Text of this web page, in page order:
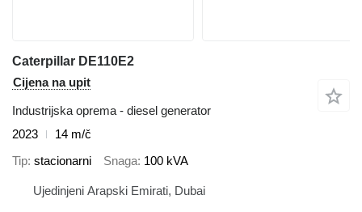
Caterpillar DE110E2
Cijena na upit
Industrijska oprema - diesel generator
2023
14 m/č
Tip stacionarni Snaga 100 kVA
Ujedinjeni Arapski Emirati, Dubai